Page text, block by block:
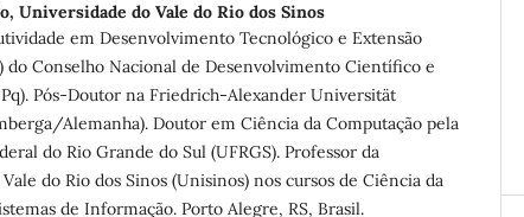
Universidade do Vale do Rio dos Sinos
em Desenvolvimento Tecnológico e Extensão
do Conselho Nacional de Desenvolvimento Científico e
Pós-Doutor na Friedrich-Alexander Universität
Alemanha). Doutor em Ciência da Computação pela
do Rio Grande do Sul (UFRGS). Professor da
do Rio dos Sinos (Unisinos) nos cursos de Ciência da
de Informação. Porto Alegre, RS, Brasil.